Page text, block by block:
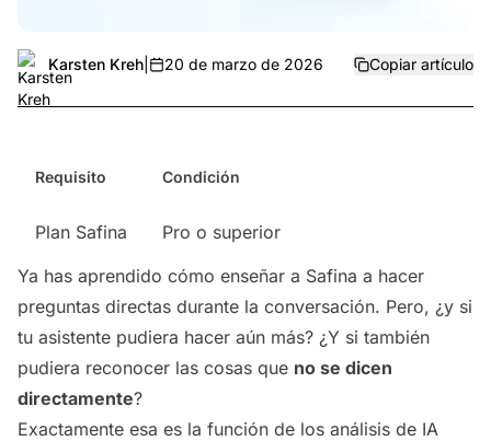
Karsten Kreh 20 de marzo de 2026 Copiar artículo
Requisito Condición
Plan Safina
Pro o superior
Ya has aprendido cómo enseñar a Safina a hacer
preguntas directas durante la conversación. Pero, ¿y si
tu asistente pudiera hacer aún más? ¿Y si también
pudiera reconocer las cosas que no se dicen
directamente?
Exactamente esa es la función de los análisis de IA